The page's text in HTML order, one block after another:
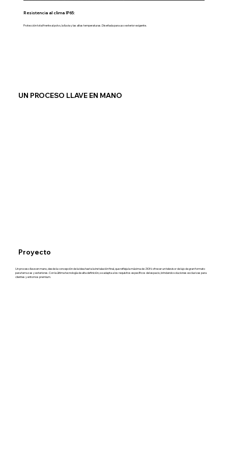
Resistencia al clima IP65:
Protección total frente al polvo, la lluvia y las altas temperaturas. Diseñada para uso exterior exigente.
Un proceso llave en mano, desde la concepción de la idea hasta la instalación final, que refleja la máxima de ZION: ofrecer un televisor de lujo de gran formato
para terrazas y exteriores. Con la última tecnología de alta definición, se adapta a los requisitos específicos del espacio, brindando soluciones exclusivas para
clientes y entornos premium.
Proyecto
UN PROCESO LLAVE EN MANO